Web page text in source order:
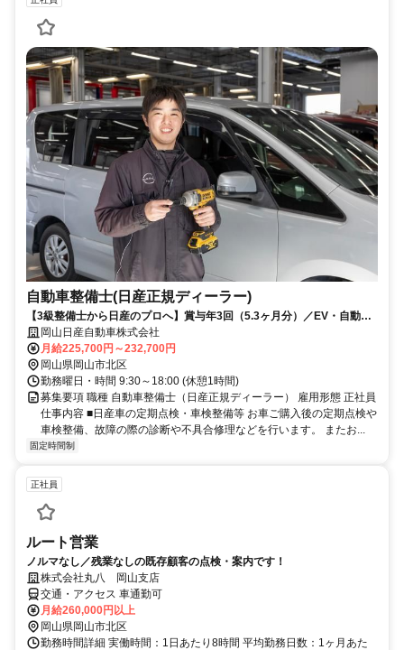
自動車整備士(日産正規ディーラー)
【3級整備士から日産のプロへ】賞与年3回（5.3ヶ月分）／EV・自動運
転など最先端技術に触れる環境
岡山日産自動車株式会社
月給225,700円～232,700円
岡山県岡山市北区
勤務曜日・時間 9:30～18:00 (休憩1時間)
募集要項 職種 自動車整備士（日産正規ディーラー） 雇用形態 正社員
仕事内容 ■日産車の定期点検・車検整備等 お車ご購入後の定期点検や
車検整備、故障の際の診断や不具合修理などを行います。 またお...
固定時間制
正社員
ルート営業
ノルマなし／残業なしの既存顧客の点検・案内です！
株式会社丸八 岡山支店
交通・アクセス 車通勤可
月給260,000円以上
岡山県岡山市北区
勤務時間詳細 実働時間：1日あたり8時間 平均勤務日数：1ヶ月あた